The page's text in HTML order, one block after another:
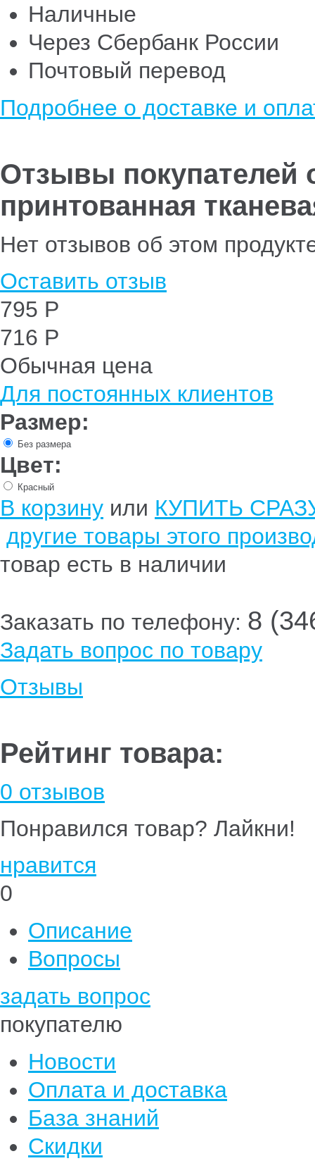
Наличные
Через Сбербанк России
Почтовый перевод
Подробнее о доставке и
Отзывы покупателей
принтованная
Нет отзывов об этом
Оставить отзыв
795 Р
716 Р
Обычная цена
Для постоянных клиентов
Размер:
Без размера
Цвет:
Красный
В корзину или КУПИТЬ
другие товары этого
товар есть в наличии
Заказать по телефону: 8
Задать вопрос по товару
Отзывы
Рейтинг товара:
0 отзывов
Понравился товар? Лайкни!
нравится
0
Описание
Вопросы
задать вопрос
покупателю
Новости
Оплата и доставка
База знаний
Скидки